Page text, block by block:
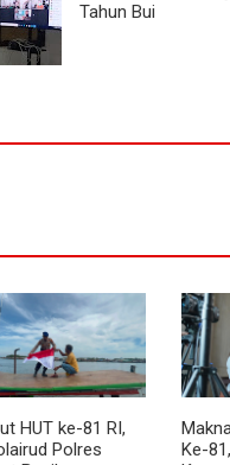
Tahun Bui
HUT ke-81 RI,
Polres
Ke-